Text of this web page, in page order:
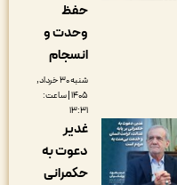
وحدت و
شنبه ۳۰ خرداد,
۱۴۰۵ | ساعت:
غدیر
دعوت به
حکمرانی